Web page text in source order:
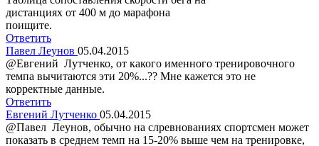
дистанциях от 400 м до марафона
поищите.
Ответить
Павел Леунов 05.04.2015
@Евгений Лутченко, от какого именного тренировочного
темпа вычитаются эти 20%...?? Мне кажется это не
корректные данные.
Ответить
Евгений Лутченко 05.04.2015
@Павел Леунов, обычно на слревнованиях спортсмен может
показать в среднем темп на 15-20% выше чем на тренировке,